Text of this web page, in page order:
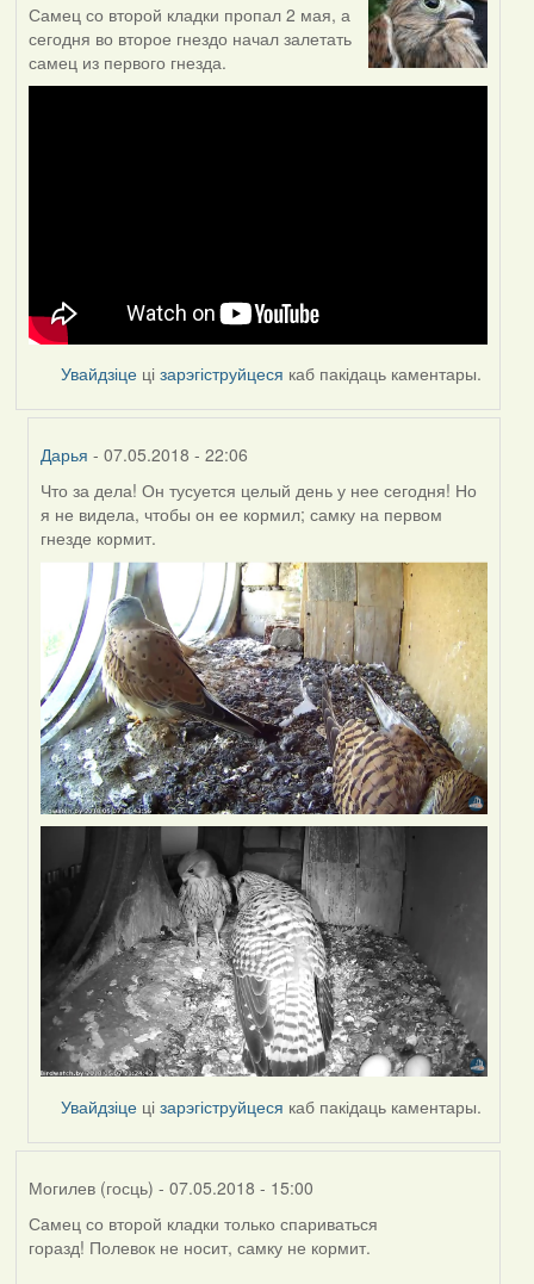
Самец со второй кладки пропал 2 мая, а
сегодня во второе гнездо начал залетать
самец из первого гнезда.
Увайдзіце цізарэгіструйцеся каб пакідаць каментары.
Дарья - 07.05.2018 - 22:06
In
reply
to
Feather
Что за дела! Он тусуется целый день у нее сегодня! Но
я не видела, чтобы он ее кормил; самку на первом
гнезде кормит.
Увайдзіце цізарэгіструйцеся каб пакідаць каментары.
Могилев (госць) - 07.05.2018 - 15:00
Самец со второй кладки только спариваться
горазд! Полевок не носит, самку не кормит.